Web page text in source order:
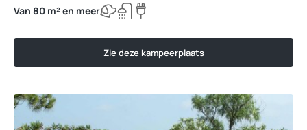
Van 80 m² en meer
Zie deze kampeerplaats